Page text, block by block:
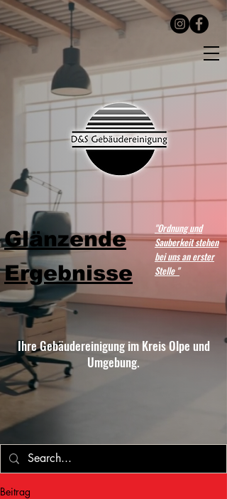
Glänzende
Ergebnisse
"Ordnung und
Sauberkeit stehen
bei uns an erster
Stelle "
Ihre Gebäudereinigung im Kreis Olpe und
Umgebung.
Beitrag